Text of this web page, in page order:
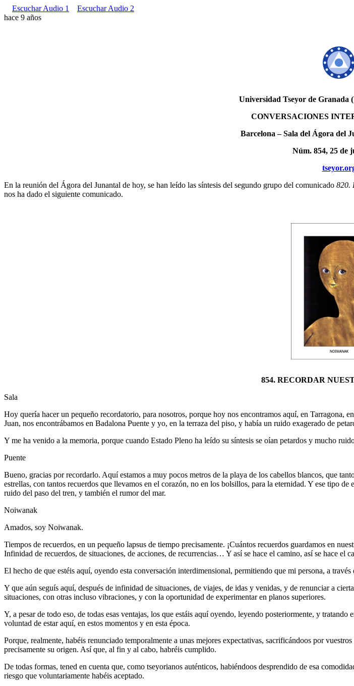
Escuchar Audio 1
Escuchar Audio 2
hace 9 años
Universidad Tseyor de Granada
CONVERSACIONES
Barcelona – Sala del Ágora del
Núm. 854, 25 de
En la reunión del Ágora del Junantal de hoy, se han leído las síntesis del segundo grupo del comunicado 820.
nos ha dado el siguiente comunicado.
854. RECORDAR
Sala
Hoy quería hacer un pequeño recordatorio, para nosotros, porque hoy nos encontramos aquí, en Tarragona,
Juan, nos encontrábamos en Badalona Puente y yo, en la terraza del piso, y había un ruido exagerado de
Y me ha venido a la memoria, porque cuando Estado Pleno ha leído su síntesis se oían petardos y mucho
Puente
Bueno, gracias por recordarlo. Aquí estamos a muy pocos metros de la playa de los cabellos blancos, que
estrellas, con tantos recuerdos que llevamos en el corazón, no en los bolsillos, para la eternidad. Y ese tipo
ruido del paso del tren, y también el rumor del mar.
Noiwanak
Amados, soy Noiwanak.
Tiempos de recuerdos, en un pequeño lapsus de tiempo precisamente. ¡Cuántos recuerdos guardamos en
Infinidad de recuerdos, de situaciones, de acciones, de recurrencias… Y así se hace el camino, así se hace el
El hecho de que estéis aquí, oyendo esta conversación interdimensional, permitiendo que mi persona, a
Y que aún seguís aquí, después de infinidad de situaciones, de viajes, de idas y venidas, y de renunciar a
situaciones, con otras incluso vibraciones, y con la oportunidad de experimentar en planos superiores.
Y, a pesar de todo eso, de todas esas ventajas, los que estáis aquí oyendo, leyendo posteriormente, y
voluntad de estar aquí, en estos momentos y en esta época.
Porque, realmente, habéis renunciado temporalmente a unas mejores expectativas, sacrificándoos por
precisamente su origen. Así que, al fin y al cabo, habréis cumplido.
De todas formas, tened en cuenta que, como tseyorianos auténticos, habiéndoos desprendido de esa
riesgo que voluntariamente habéis aceptado.